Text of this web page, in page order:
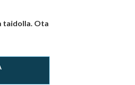
taidolla. Ota